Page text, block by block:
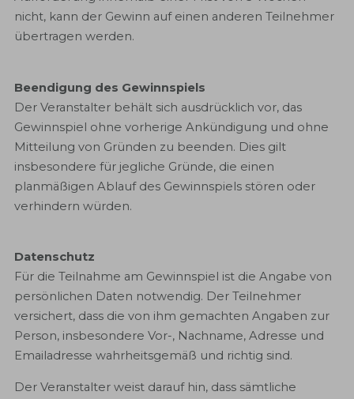
nicht, kann der Gewinn auf einen anderen Teilnehmer
übertragen werden.
Beendigung des Gewinnspiels
Der Veranstalter behält sich ausdrücklich vor, das
Gewinnspiel ohne vorherige Ankündigung und ohne
Mitteilung von Gründen zu beenden. Dies gilt
insbesondere für jegliche Gründe, die einen
planmäßigen Ablauf des Gewinnspiels stören oder
verhindern würden.
Datenschutz
Für die Teilnahme am Gewinnspiel ist die Angabe von
persönlichen Daten notwendig. Der Teilnehmer
versichert, dass die von ihm gemachten Angaben zur
Person, insbesondere Vor-, Nachname, Adresse und
Emailadresse wahrheitsgemäß und richtig sind.
Der Veranstalter weist darauf hin, dass sämtliche